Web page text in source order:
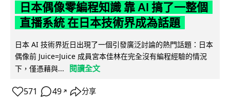
日本偶像零編程知識 靠 AI 搞了一整個
直播系統 在日本技術界成為話題
日本 AI 技術界近日出現了一個引發廣泛討論的熱門話題：日本
偶像前 Juice=Juice 成員宮本佳林在完全沒有編程經驗的情況
下，僅憑藉與...
閱讀全文
571 49 ↗ 分享